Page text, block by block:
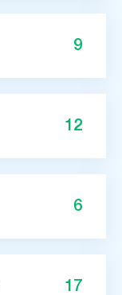
9
12
6
17